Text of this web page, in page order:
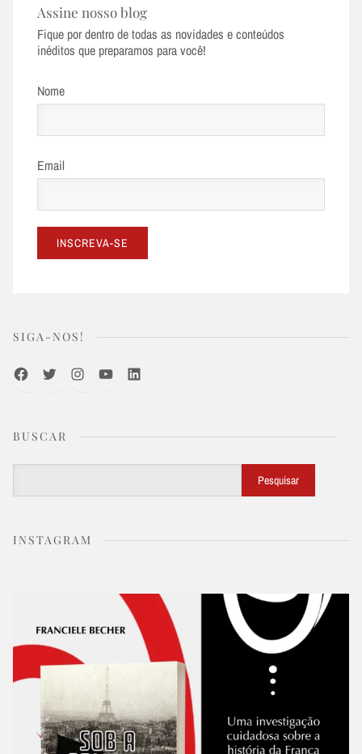
Assine nosso blog
Fique por dentro de todas as novidades e conteúdos
inéditos que preparamos para você!
Nome
Email
SIGA-NOS!
FacebookTwitterInstagramYoutubeLinkedIn
BUSCAR
Pesquisar
INSTAGRAM